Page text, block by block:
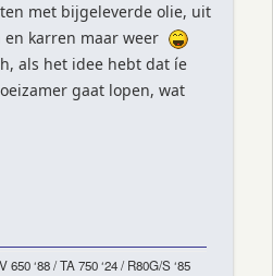
met bijgeleverde olie, uit
karren maar weer
als het idee hebt dat íe
gaat lopen, wat
650 ‘88 / TA 750 ‘24 / R80G/S ‘85